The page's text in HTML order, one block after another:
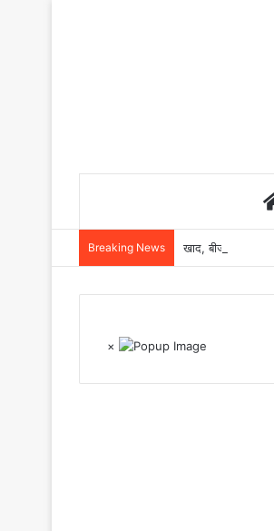
Breaking News खाद, बीज और
×